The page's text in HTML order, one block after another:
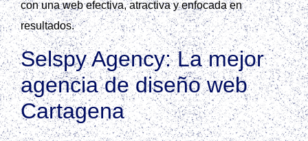
con una web efectiva, atractiva y enfocada en
resultados.
Selspy Agency: La mejor
agencia de diseño web
Cartagena